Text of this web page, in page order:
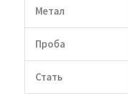
Метал
Проба
Стать